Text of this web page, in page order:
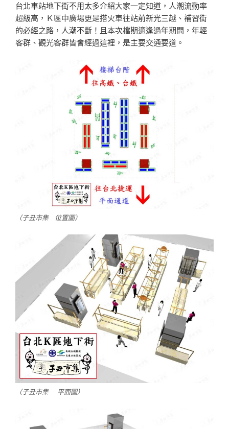
台北車站地下街不用太多介紹大家一定知道，人潮流動率
超級高，Ｋ區中廣場更是搭火車往站前新光三越、補習街
的必經之路，人潮不斷！且本次檔期適逢過年期間，年輕
客群、觀光客群皆會經過這裡，是主要交通要道。
（子丑市集 位置圖）
（子丑市集 平面圖）